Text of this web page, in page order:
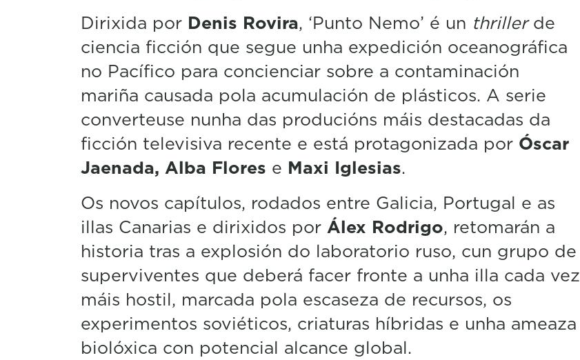
Dirixida por Denis Rovira, ‘Punto Nemo’ é un thrillerde
ciencia ficción que segue unha expedición oceanográfica
no Pacífico para concienciar sobre a contaminación
mariña causada pola acumulación de plásticos. A serie
converteuse nunha das producións máis destacadas da
ficción televisiva recente e está protagonizada por Óscar
Jaenada, Alba Flores e Maxi Iglesias.
Os novos capítulos, rodados entre Galicia, Portugal e as
illas Canarias e dirixidos por Álex Rodrigo, retomarán a
historia tras a explosión do laboratorio ruso, cun grupo de
superviventes que deberá facer fronte a unha illa cada vez
máis hostil, marcada pola escaseza de recursos, os
experimentos soviéticos, criaturas híbridas e unha ameaza
biolóxica con potencial alcance global.